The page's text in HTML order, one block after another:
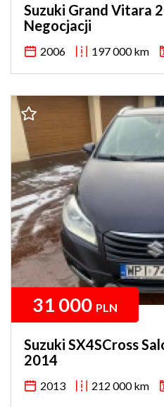
Suzuki Grand Vitara
Negocjacji
2006 197 000 km
31 000 PLN
Suzuki SX4SCross
2014
2013 212 000 km